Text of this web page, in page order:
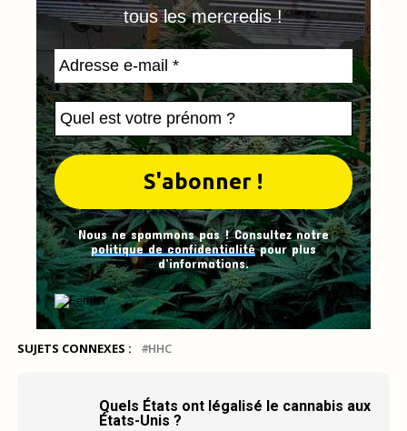
tous les mercredis !
Nous ne spammons pas ! Consultez notre
politique de confidentialitépour plus
d’informations.
SUJETS CONNEXES : HHC
Quels États ont légalisé le cannabis aux
États-Unis ?